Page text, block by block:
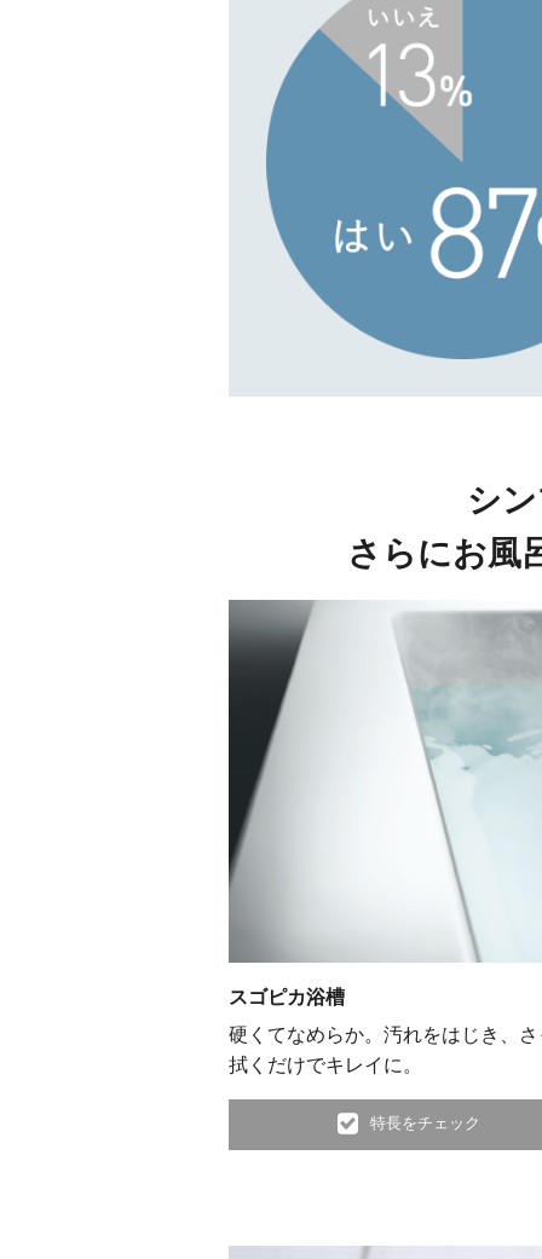
シ
さらにお風
スゴピカ浴槽
硬くてなめらか。汚れをはじき、さ
拭くだけでキレイに。
特長をチェック